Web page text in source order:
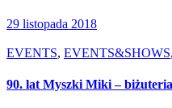
29 listopada 2018
EVENTS, EVENTS&SHOWS,
90. lat Myszki Miki –